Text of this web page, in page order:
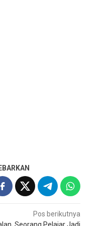
Pos berikutnya